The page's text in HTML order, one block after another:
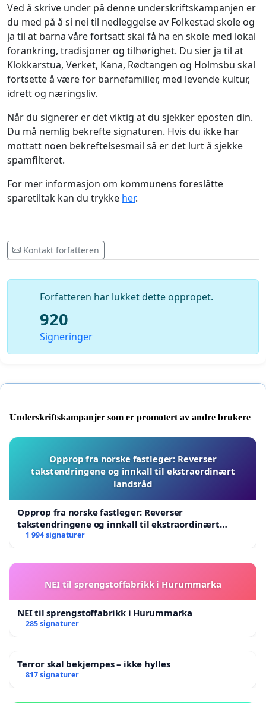
Ved å skrive under på denne underskriftskampanjen er
du med på å si nei til nedleggelse av Folkestad skole og
ja til at barna våre fortsatt skal få ha en skole med lokal
forankring, tradisjoner og tilhørighet. Du sier ja til at
Klokkarstua, Verket, Kana, Rødtangen og Holmsbu skal
fortsette å være for barnefamilier, med levende kultur,
idrett og næringsliv.
Når du signerer er det viktig at du sjekker eposten din.
Du må nemlig bekrefte signaturen. Hvis du ikke har
mottatt noen bekreftelsesmail så er det lurt å sjekke
spamfilteret.
For mer informasjon om kommunens foreslåtte
sparetiltak kan du trykke her.
Kontakt forfatteren
Forfatteren har lukket dette oppropet.
920
Signeringer
Underskriftskampanjer som er promotert av andre brukere
Opprop fra norske fastleger: Reverser
takstendringene og innkall til ekstraordinært
landsråd
Opprop fra norske fastleger: Reverser
takstendringene og innkall til ekstraordinært
landsråd
1 994 signaturer
NEI til sprengstoffabrikk i Hurummarka
NEI til sprengstoffabrikk i Hurummarka
285 signaturer
Terror skal bekjempes – ikke hylles
817 signaturer